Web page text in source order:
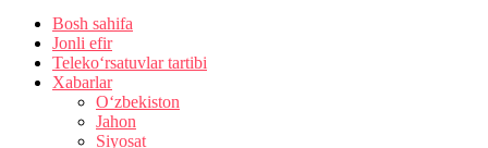
TV
Bosh sahifa
Jonli efir
Teleko‘rsatuvlar tartibi
Xabarlar
O‘zbekiston
Jahon
Siyosat